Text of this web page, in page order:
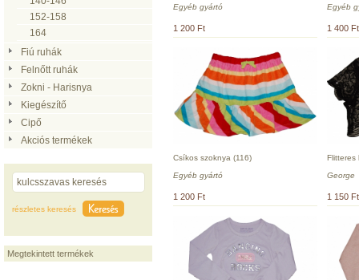
152-158
164
Fiú ruhák
Felnőtt ruhák
Zokni - Harisnya
Kiegészítő
Cipő
Akciós termékek
részletes keresés
Megtekintett termékek
Egyéb gyártó
1 200 Ft
Egyéb
1 400 Ft
Csíkos szoknya (116)
Egyéb gyártó
1 200 Ft
Flitteres
George
1 150 Ft